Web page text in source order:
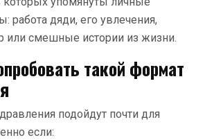
работа дяди, его увлечения,
или смешные истории из жизни.
такой формат
подойдут почти для
если: